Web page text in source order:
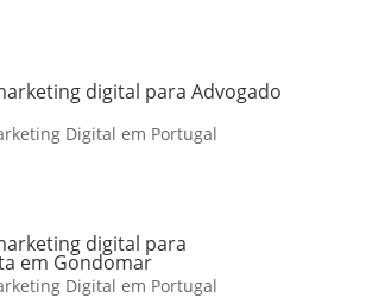
digital para Advogado
Digital em Portugal
digital para
em Gondomar
Digital em Portugal